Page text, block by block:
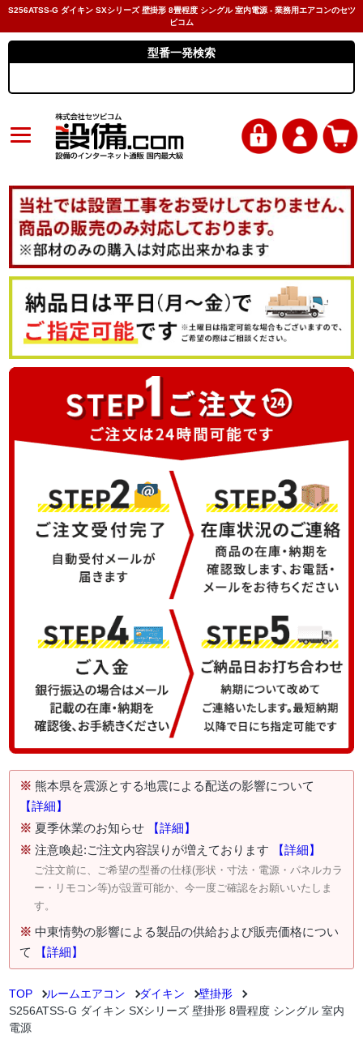
S256ATSS-G ダイキン SXシリーズ 壁掛形 8畳程度 シングル 室内電源 - 業務用エアコンのセツ
ビコム
型番一発検索
※ 熊本県を震源とする地震による配送の影響について
【詳細】
※ 夏季休業のお知らせ
【詳細】
※ 注意喚起:ご注文内容誤りが増えております 【詳細】
ご注文前に、ご希望の型番の仕様(形状・寸法・電源・パネルカラ
ー・リモコン等)が設置可能か、今一度ご確認をお願いいたしま
す。
※ 中東情勢の影響による製品の供給および販売価格につい
て
【詳細】
TOP ルームエアコン ダイキン
壁掛形
S256ATSS-G ダイキン SXシリーズ 壁掛形 8畳程度 シングル 室内
電源